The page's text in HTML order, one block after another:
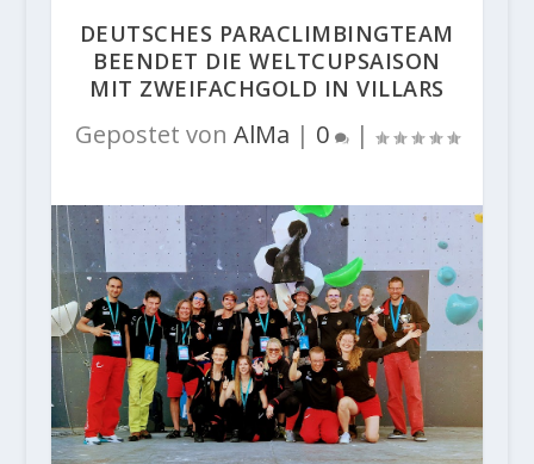
DEUTSCHES PARACLIMBINGTEAM
BEENDET DIE WELTCUPSAISON
MIT ZWEIFACHGOLD IN VILLARS
Gepostet von AlMa | 0 |